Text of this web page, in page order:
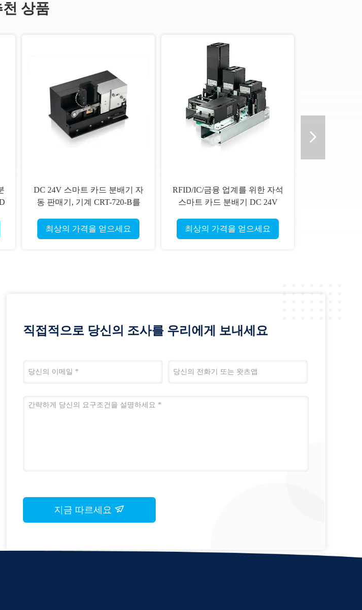
천 상품
DC 24V 스마트 카드 분배기 자
동 판매기, 기계 CRT-720-B를
최상의 가격을 얻으세요
RFID/IC/금융 업계를 위한 자석
스마트 카드 분배기 DC 24V
최상의 가격을 얻으세요
직접적으로 당신의 조사를 우리에게 보내세요
지금 따르세요